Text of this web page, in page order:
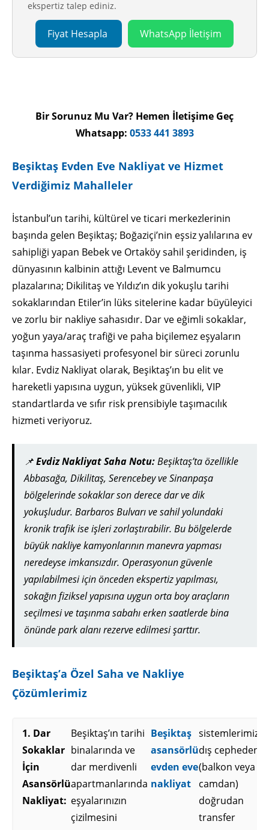
ekspertiz talep ediniz.
Fiyat Hesapla WhatsApp İletişim
Bir Sorunuz Mu Var? Hemen İletişime Geç
Whatsapp: 0533 441 3893
Beşiktaş Evden Eve Nakliyat ve Hizmet
Verdiğimiz Mahalleler
İstanbul’un tarihi, kültürel ve ticari merkezlerinin
başında gelen Beşiktaş; Boğaziçi’nin eşsiz yalılarına ev
sahipliği yapan Bebek ve Ortaköy sahil şeridinden, iş
dünyasının kalbinin attığı Levent ve Balmumcu
plazalarına; Dikilitaş ve Yıldız’ın dik yokuşlu tarihi
sokaklarından Etiler’in lüks sitelerine kadar büyüleyici
ve zorlu bir nakliye sahasıdır. Dar ve eğimli sokaklar,
yoğun yaya/araç trafiği ve paha biçilemez eşyaların
taşınma hassasiyeti profesyonel bir süreci zorunlu
kılar. Evdiz Nakliyat olarak, Beşiktaş’ın bu elit ve
hareketli yapısına uygun, yüksek güvenlikli, VIP
standartlarda ve sıfır risk prensibiyle taşımacılık
hizmeti veriyoruz.
📌Evdiz Nakliyat Saha Notu:Beşiktaş’ta özellikle
Abbasağa, Dikilitaş, Serencebey ve Sinanpaşa
bölgelerinde sokaklar son derece dar ve dik
yokuşludur. Barbaros Bulvarı ve sahil yolundaki
kronik trafik ise işleri zorlaştırabilir. Bu bölgelerde
büyük nakliye kamyonlarının manevra yapması
neredeyse imkansızdır. Operasyonun güvenle
yapılabilmesi için önceden ekspertiz yapılması,
sokağın fiziksel yapısına uygun orta boy araçların
seçilmesi ve taşınma sabahı erken saatlerde bina
önünde park alanı rezerve edilmesi şarttır.
Beşiktaş’a Özel Saha ve Nakliye
Çözümlerimiz
1. Dar
Sokaklar
İçin
Asansörlü
Nakliyat:
Beşiktaş’ın tarihi
binalarında ve
dar merdivenli
apartmanlarında
eşyalarınızın
çizilmesini
Beşiktaş
asansörlü
evden eve
nakliyat
sistemlerimizle
dış cepheden
(balkon veya
camdan)
doğrudan
transfer